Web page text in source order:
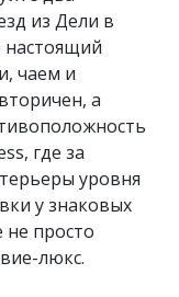
из Дели в
настоящий
чаем и
а
где за
уровня
у знаковых
просто
люкс.